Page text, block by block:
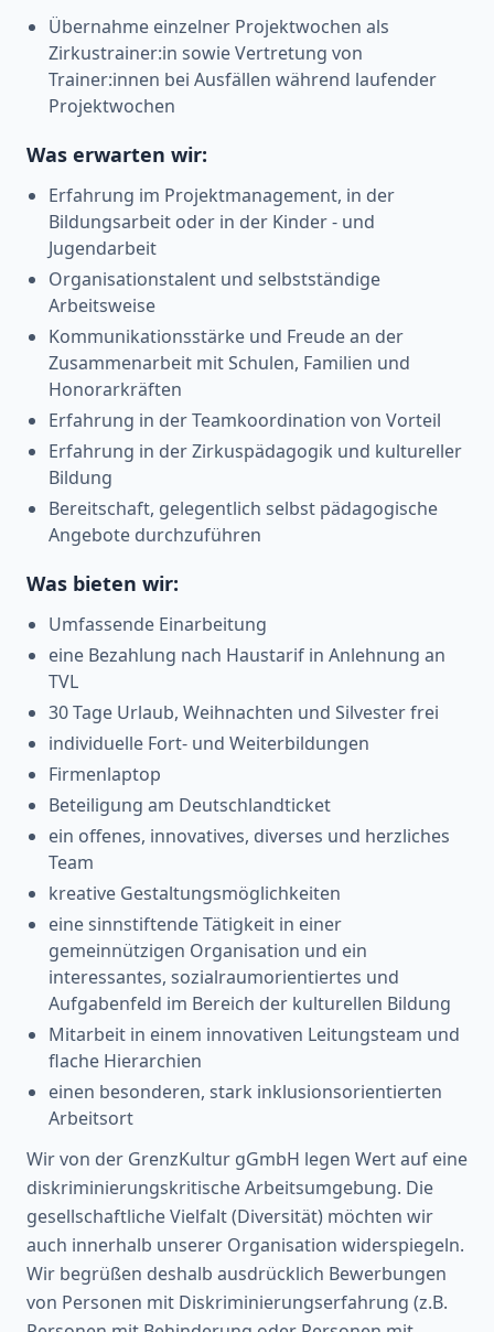
Übernahme einzelner Projektwochen als
Zirkustrainer:in sowie Vertretung von
Trainer:innen bei Ausfällen während laufender
Projektwochen
Was erwarten wir:
Erfahrung im Projektmanagement, in der
Bildungsarbeit oder in der Kinder - und
Jugendarbeit
Organisationstalent und selbstständige
Arbeitsweise
Kommunikationsstärke und Freude an der
Zusammenarbeit mit Schulen, Familien und
Honorarkräften
Erfahrung in der Teamkoordination von Vorteil
Erfahrung in der Zirkuspädagogik und kultureller
Bildung
Bereitschaft, gelegentlich selbst pädagogische
Angebote durchzuführen
Was bieten wir:
Umfassende Einarbeitung
eine Bezahlung nach Haustarif in Anlehnung an
TVL
30 Tage Urlaub, Weihnachten und Silvester frei
individuelle Fort- und Weiterbildungen
Firmenlaptop
Beteiligung am Deutschlandticket
ein offenes, innovatives, diverses und herzliches
Team
kreative Gestaltungsmöglichkeiten
eine sinnstiftende Tätigkeit in einer
gemeinnützigen Organisation und ein
interessantes, sozialraumorientiertes und
Aufgabenfeld im Bereich der kulturellen Bildung
Mitarbeit in einem innovativen Leitungsteam und
flache Hierarchien
einen besonderen, stark inklusionsorientierten
Arbeitsort
Wir von der GrenzKultur gGmbH legen Wert auf eine
diskriminierungskritische Arbeitsumgebung. Die
gesellschaftliche Vielfalt (Diversität) möchten wir
auch innerhalb unserer Organisation widerspiegeln.
Wir begrüßen deshalb ausdrücklich Bewerbungen
von Personen mit Diskriminierungserfahrung (z.B.